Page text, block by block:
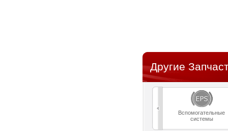
Другие
Вспомогательные
системы